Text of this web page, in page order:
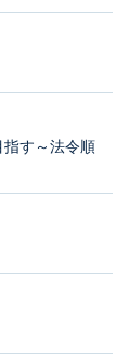
指す～法令順